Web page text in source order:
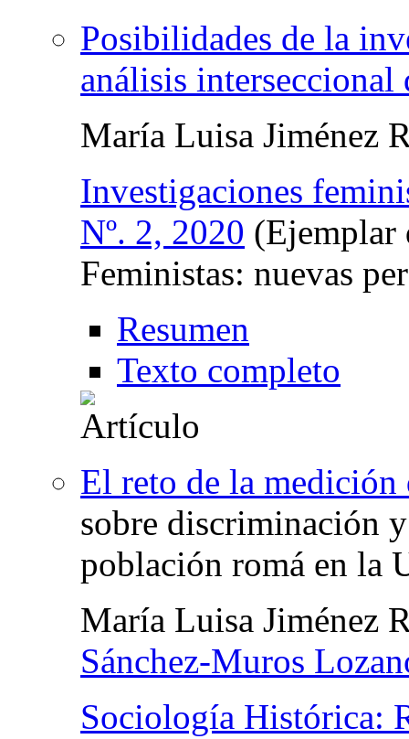
Posibilidades de la
análisis
María Luisa Jiménez
Investigaciones
Nº. 2, 2020 (Ejemplar
Feministas: nuevas
Resumen
Texto completo
El reto de la
sobre discriminación
población romá en la
María Luisa Jiménez
Sánchez-Muros
Sociología Histórica: